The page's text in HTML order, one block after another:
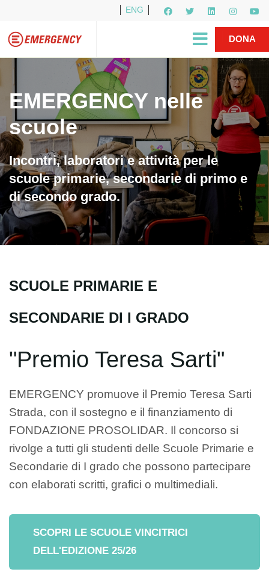
ENG
R1PUD1A
DONA
EMERGENCY nelle
scuole
Incontri, laboratori e attività per le
scuole primarie, secondarie di primo e
di secondo grado.
SCUOLE PRIMARIE E
SECONDARIE DI I GRADO
"Premio Teresa Sarti"
EMERGENCY promuove il Premio Teresa Sarti
Strada, con il sostegno e il finanziamento di
FONDAZIONE PROSOLIDAR. Il concorso si
rivolge a tutti gli studenti delle Scuole Primarie e
Secondarie di I grado che possono partecipare
con elaborati scritti, grafici o multimediali.
SCOPRI LE SCUOLE VINCITRICI
DELL'EDIZIONE 25/26